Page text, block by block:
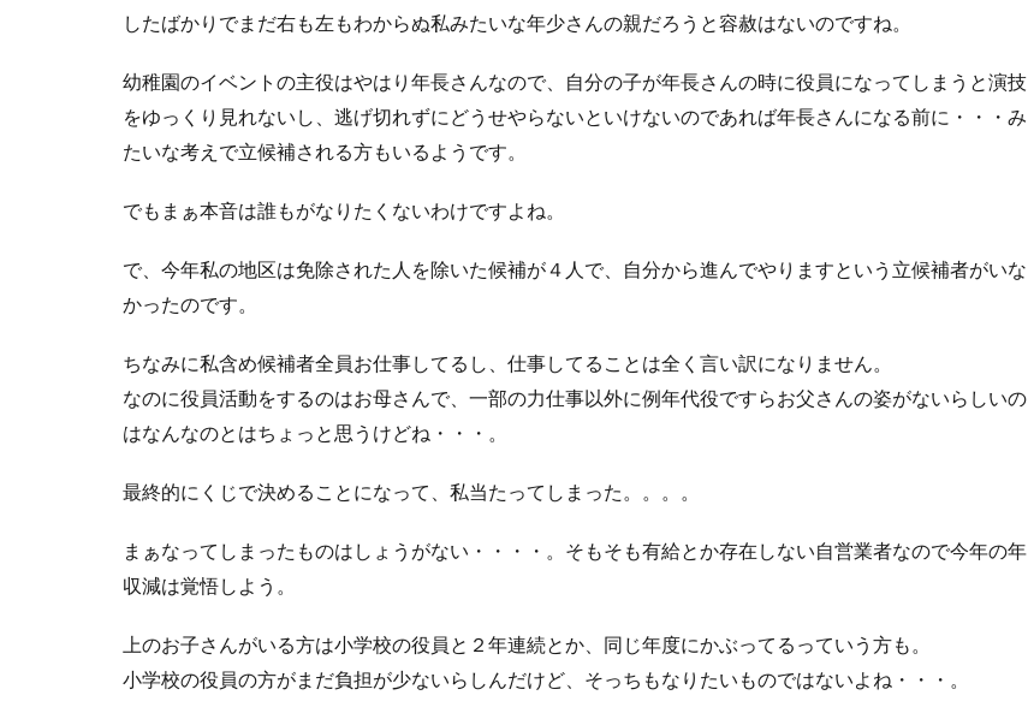
したばかりでまだ右も左もわからぬ私みたいな年少さんの親だろうと容赦はないのですね。
幼稚園のイベントの主役はやはり年長さんなので、自分の子が年長さんの時に役員になってしまうと演技
をゆっくり見れないし、逃げ切れずにどうせやらないといけないのであれば年長さんになる前に・・・み
たいな考えで立候補される方もいるようです。
でもまぁ本音は誰もがなりたくないわけですよね。
で、今年私の地区は免除された人を除いた候補が４人で、自分から進んでやりますという立候補者がいな
かったのです。
ちなみに私含め候補者全員お仕事してるし、仕事してることは全く言い訳になりません。
なのに役員活動をするのはお母さんで、一部の力仕事以外に例年代役ですらお父さんの姿がないらしいの
はなんなのとはちょっと思うけどね・・・。
最終的にくじで決めることになって、私当たってしまった。。。。
まぁなってしまったものはしょうがない・・・・。そもそも有給とか存在しない自営業者なので今年の年
収減は覚悟しよう。
上のお子さんがいる方は小学校の役員と２年連続とか、同じ年度にかぶってるっていう方も。
小学校の役員の方がまだ負担が少ないらしんだけど、そっちもなりたいものではないよね・・・。